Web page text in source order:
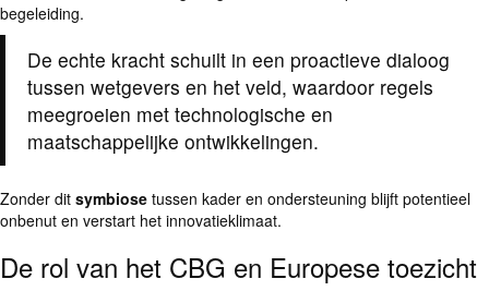
begeleiding.
De echte kracht schuilt in een proactieve dialoog
tussen wetgevers en het veld, waardoor regels
meegroeien met technologische en
maatschappelijke ontwikkelingen.
Zonder dit symbiose tussen kader en ondersteuning blijft potentieel
onbenut en verstart het innovatieklimaat.
De rol van het CBG en Europese toezicht